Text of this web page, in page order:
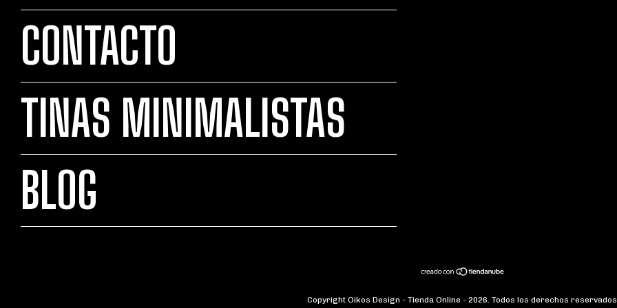
CONTACTO
TINAS MINIMALISTAS
BLOG
Copyright Oikos Design - Tienda Online - 2026. Todos los derechos